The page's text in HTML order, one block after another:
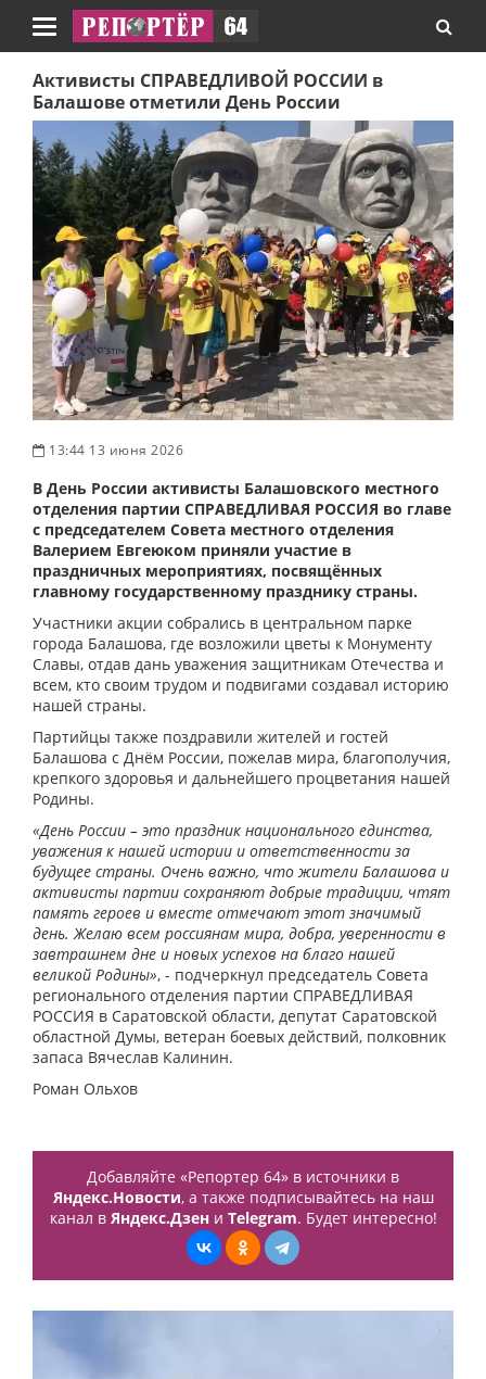
Навигация
Активисты СПРАВЕДЛИВОЙ РОССИИ в
Балашове отметили День России
13:44 13 июня 2026
В День России активисты Балашовского местного
отделения партии СПРАВЕДЛИВАЯ РОССИЯ во главе
с председателем Совета местного отделения
Валерием Евгеюком приняли участие в
праздничных мероприятиях, посвящённых
главному государственному празднику страны.
Участники акции собрались в центральном парке
города Балашова, где возложили цветы к Монументу
Славы, отдав дань уважения защитникам Отечества и
всем, кто своим трудом и подвигами создавал историю
нашей страны.
Партийцы также поздравили жителей и гостей
Балашова с Днём России, пожелав мира, благополучия,
крепкого здоровья и дальнейшего процветания нашей
Родины.
«День России – это праздник национального единства,
уважения к нашей истории и ответственности за
будущее страны. Очень важно, что жители Балашова и
активисты партии сохраняют добрые традиции, чтят
память героев и вместе отмечают этот значимый
день. Желаю всем россиянам мира, добра, уверенности в
завтрашнем дне и новых успехов на благо нашей
великой Родины», - подчеркнул председатель Совета
регионального отделения партии СПРАВЕДЛИВАЯ
РОССИЯ в Саратовской области, депутат Саратовской
областной Думы, ветеран боевых действий, полковник
запаса Вячеслав Калинин.
Роман Ольхов
Добавляйте «Репортер 64» в источники в
Яндекс.Новости, а также подписывайтесь на наш
канал в Яндекс.Дзени Telegram. Будет интересно!